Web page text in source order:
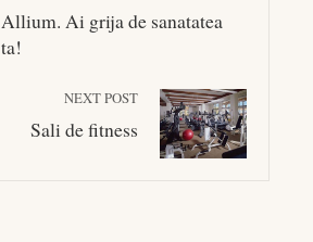
Allium. Ai grija de sanatatea
ta!
NEXT POST
Sali de fitness